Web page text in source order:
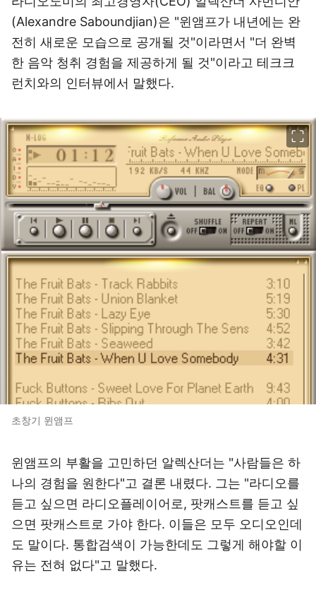
(Alexandre Saboundjian)은 "윈앰프가 내년에는 완
전히 새로운 모습으로 공개될 것"이라면서 "더 완벽
한 음악 청취 경험을 제공하게 될 것"이라고 테크크
런치와의 인터뷰에서 말했다.
초창기 윈앰프
윈앰프의 부활을 고민하던 알렉산더는 "사람들은 하
나의 경험을 원한다"고 결론 내렸다. 그는 "라디오를
듣고 싶으면 라디오플레이어로, 팟캐스트를 듣고 싶
으면 팟캐스트로 가야 한다. 이들은 모두 오디오인데
도 말이다. 통합검색이 가능한데도 그렇게 해야할 이
유는 전혀 없다"고 말했다.